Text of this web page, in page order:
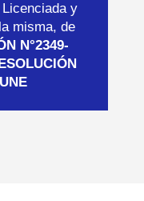
y
misma, de
N°2349-